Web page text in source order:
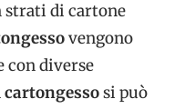
strati di cartone
vengono
con diverse
cartongessosi può